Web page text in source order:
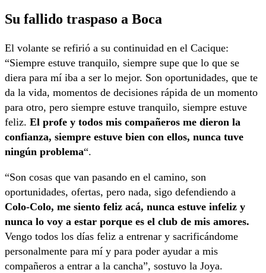
Su fallido traspaso a Boca
El volante se refirió a su continuidad en el Cacique:
“Siempre estuve tranquilo, siempre supe que lo que se
diera para mí iba a ser lo mejor. Son oportunidades, que te
da la vida, momentos de decisiones rápida de un momento
para otro, pero siempre estuve tranquilo, siempre estuve
feliz. El profe y todos mis compañeros me dieron la
confianza, siempre estuve bien con ellos, nunca tuve
ningún problema“.
“Son cosas que van pasando en el camino, son
oportunidades, ofertas, pero nada, sigo defendiendo a
Colo-Colo, me siento feliz acá, nunca estuve infeliz y
nunca lo voy a estar porque es el club de mis amores.
Vengo todos los días feliz a entrenar y sacrificándome
personalmente para mí y para poder ayudar a mis
compañeros a entrar a la cancha”, sostuvo la Joya.